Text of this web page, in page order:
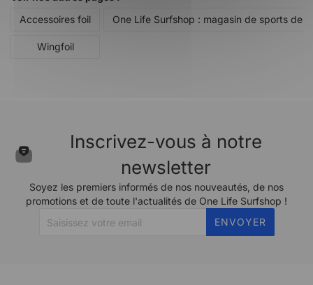
Accessoires foil
One Life Surfshop : magasin de sports de
Wingfoil
Inscrivez-vous à notre
newsletter
Soyez les premiers informés de nos nouveautés, de nos
promotions et de toute l'actualités de One Life Surfshop !
ENVOYER